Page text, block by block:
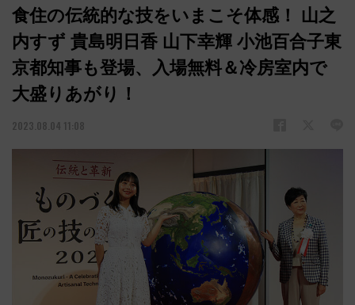
食住の伝統的な技をいまこそ体感！ 山之
内すず 貴島明日香 山下幸輝 小池百合子東
京都知事も登場、入場無料＆冷房室内で
大盛りあがり！
2023.08.04 11:08